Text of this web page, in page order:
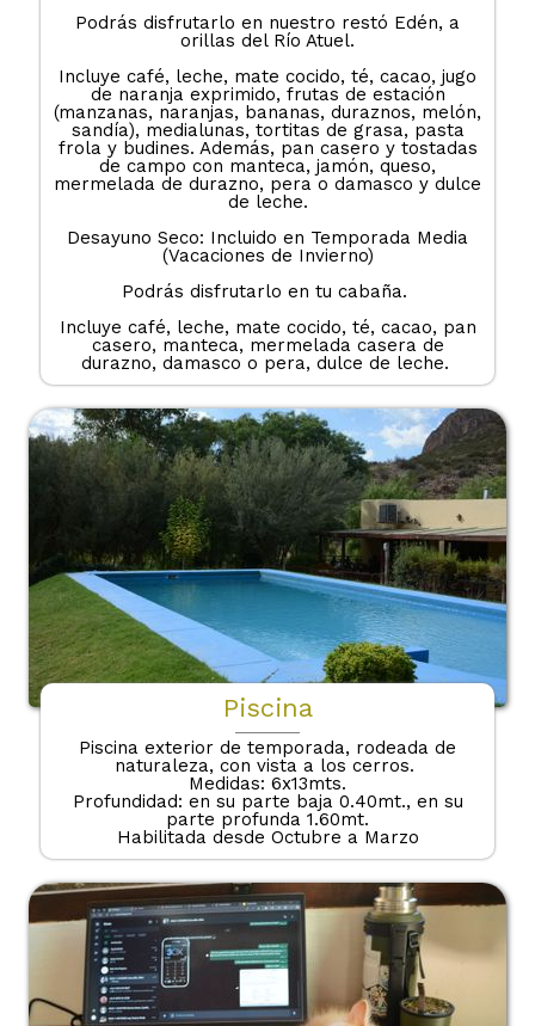
Podrás disfrutarlo en nuestro restó Edén, a
orillas del Río Atuel.
Incluye café, leche, mate cocido, té, cacao, jugo
de naranja exprimido, frutas de estación
(manzanas, naranjas, bananas, duraznos, melón,
sandía), medialunas, tortitas de grasa, pasta
frola y budines. Además, pan casero y tostadas
de campo con manteca, jamón, queso,
mermelada de durazno, pera o damasco y dulce
de leche.
Desayuno Seco: Incluido en Temporada Media
(Vacaciones de Invierno)
Podrás disfrutarlo en tu cabaña.
Incluye café, leche, mate cocido, té, cacao, pan
casero, manteca, mermelada casera de
durazno, damasco o pera, dulce de leche.
Piscina
Piscina exterior de temporada, rodeada de
naturaleza, con vista a los cerros.
Medidas: 6x13mts.
Profundidad: en su parte baja 0.40mt., en su
parte profunda 1.60mt.
Habilitada desde Octubre a Marzo